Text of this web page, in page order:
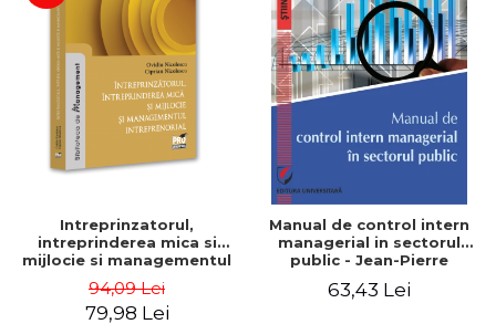
Intreprinzatorul,
intreprinderea mica si
mijlocie si managementul
Nicolescu, Ciprian
Nicolescu
94,09 Lei
79,98 Lei
Manual de control intern
managerial in sectorul
public - Jean-Pierre
63,43 Lei